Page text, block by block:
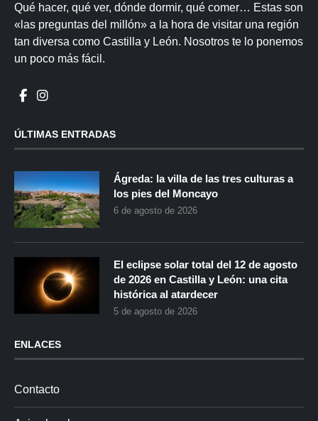
Qué hacer, qué ver, dónde dormir, qué comer… Estas son
«las preguntas del millón» a la hora de visitar una región
tan diversa como Castilla y León. Nosotros te lo ponemos
un poco más fácil.
ÚLTIMAS ENTRADAS
Ágreda: la villa de las tres culturas a
los pies del Moncayo
6 de agosto de 2026
El eclipse solar total del 12 de agosto
de 2026 en Castilla y León: una cita
histórica al atardecer
5 de agosto de 2026
ENLACES
Contacto